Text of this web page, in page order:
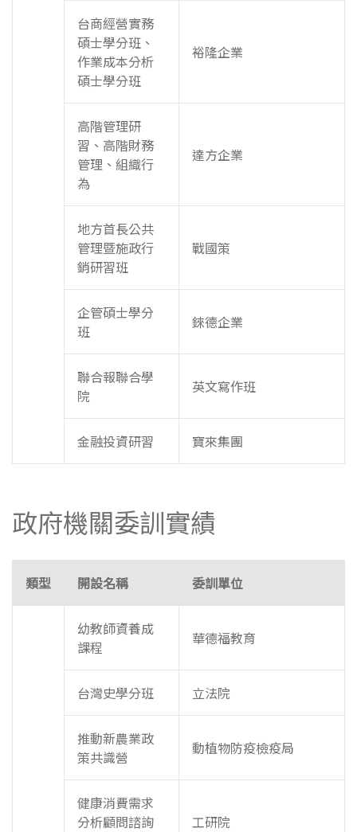
台商經營實務
碩士學分班、
作業成本分析
碩士學分班
裕隆企業
高階管理研
習、高階財務
管理、組織行
為
達方企業
地方首長公共
管理暨施政行
銷研習班
戰國策
企管碩士學分
班
錸德企業
聯合報聯合學
院
英文寫作班
金融投資研習 寶來集團
政府機關委訓實績
類型 開設名稱 委訓單位
幼教師資養成
課程
華德福教育
台灣史學分班 立法院
推動新農業政
策共識營
動植物防疫檢疫局
健康消費需求
分析顧問諮詢
工研院